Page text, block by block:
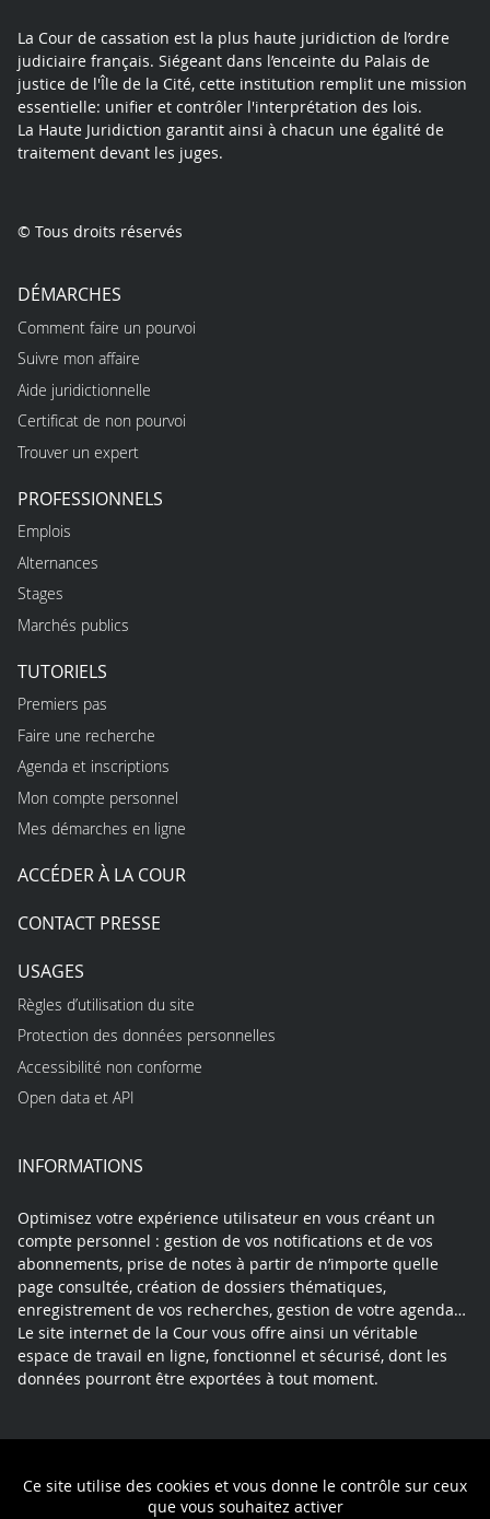
Ce site utilise des cookies et vous donne le contrôle sur ceux
que vous souhaitez activer
La Cour de cassation est la plus haute juridiction de l’ordre
judiciaire français. Siégeant dans l’enceinte du Palais de
justice de l'Île de la Cité, cette institution remplit une mission
essentielle: unifier et contrôler l'interprétation des lois.
La Haute Juridiction garantit ainsi à chacun une égalité de
traitement devant les juges.
© Tous droits réservés
DÉMARCHES
Comment faire un pourvoi
Suivre mon affaire
Aide juridictionnelle
Certificat de non pourvoi
Trouver un expert
PROFESSIONNELS
Emplois
Alternances
Stages
Marchés publics
TUTORIELS
Premiers pas
Faire une recherche
Agenda et inscriptions
Mon compte personnel
Mes démarches en ligne
ACCÉDER À LA COUR
CONTACT PRESSE
USAGES
Règles d’utilisation du site
Protection des données personnelles
Accessibilité non conforme
Open data et API
INFORMATIONS
Optimisez votre expérience utilisateur en vous créant un
compte personnel : gestion de vos notifications et de vos
abonnements, prise de notes à partir de n’importe quelle
page consultée, création de dossiers thématiques,
enregistrement de vos recherches, gestion de votre agenda…
Le site internet de la Cour vous offre ainsi un véritable
espace de travail en ligne, fonctionnel et sécurisé, dont les
données pourront être exportées à tout moment.
Politique de confidentialité